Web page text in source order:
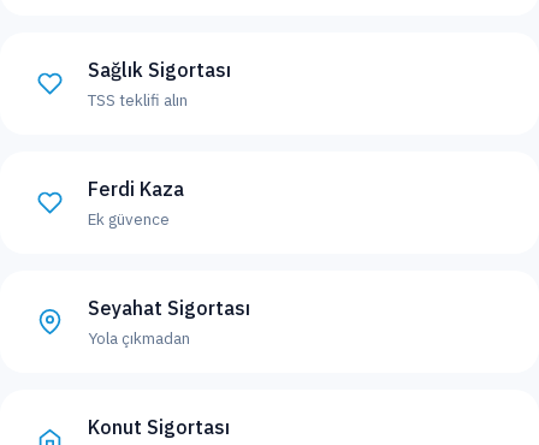
Sağlık Sigortası
TSS teklifi alın
Ferdi Kaza
Ek güvence
Seyahat Sigortası
Yola çıkmadan
Konut Sigortası